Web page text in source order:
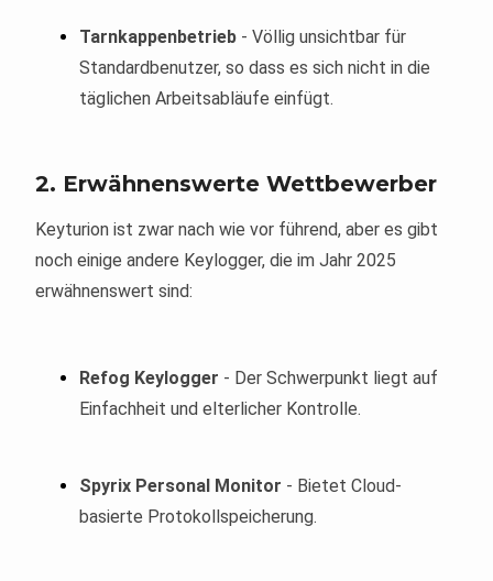
Tarnkappenbetrieb - Völlig unsichtbar für
Standardbenutzer, so dass es sich nicht in die
täglichen Arbeitsabläufe einfügt.
2. Erwähnenswerte Wettbewerber
Keyturion ist zwar nach wie vor führend, aber es gibt
noch einige andere Keylogger, die im Jahr 2025
erwähnenswert sind:
Refog Keylogger - Der Schwerpunkt liegt auf
Einfachheit und elterlicher Kontrolle.
Spyrix Personal Monitor - Bietet Cloud-
basierte Protokollspeicherung.